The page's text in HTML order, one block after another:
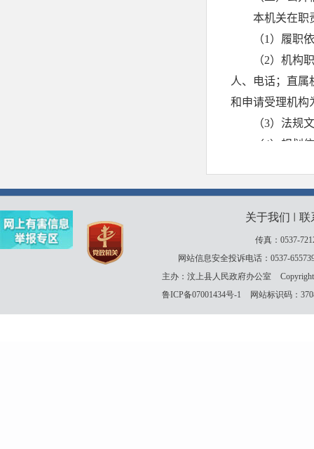
关于我们 联
传真：0537-
网站信息安全投诉电话：0537-
主办：汶上县人民政府办公室
鲁ICP备07001434号-1
网站标识码：